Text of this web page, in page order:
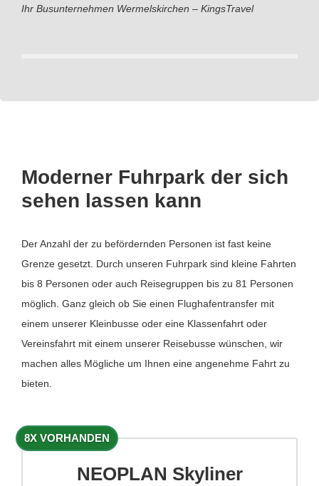
Ihr Busunternehmen Wermelskirchen – KingsTravel
Moderner Fuhrpark der sich
sehen lassen kann
Der Anzahl der zu befördernden Personen ist fast keine
Grenze gesetzt. Durch unseren Fuhrpark sind kleine Fahrten
bis 8 Personen oder auch Reisegruppen bis zu 81 Personen
möglich. Ganz gleich ob Sie einen Flughafentransfer mit
einem unserer Kleinbusse oder eine Klassenfahrt oder
Vereinsfahrt mit einem unserer Reisebusse wünschen, wir
machen alles Mögliche um Ihnen eine angenehme Fahrt zu
bieten.
8X VORHANDEN
NEOPLAN Skyliner